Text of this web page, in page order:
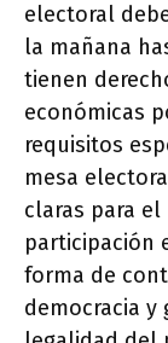
electoral
la mañana
tienen
económicas
requisitos
mesa
claras para
participación
forma de
democracia y